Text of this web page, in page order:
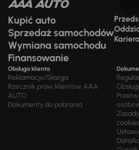
Kupić auto
Sprzedaż samochodów
Wymiana samochodu
Finansowanie
Kariera
Obsługa klienta
Reklamacje/Skarga
Rzecznik praw klientów AAA
AUTO
Dokumenty do pobrania